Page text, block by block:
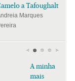
a Tafoughalt
Marques
A minha
mais